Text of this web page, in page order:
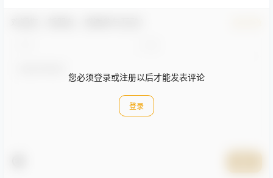
您必须登录或注册以后才能发表评论
登录